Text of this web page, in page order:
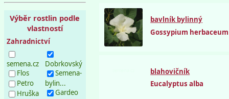
Výběr rostlin podle
vlastností
Zahradnictví
semena.cz
Flos
Petro
Hruška
Dobrkovský
Semena-
bylin...
Gardeo
bavlník bylinný
Gossypium herbaceum
blahovičník
Eucalyptus alba